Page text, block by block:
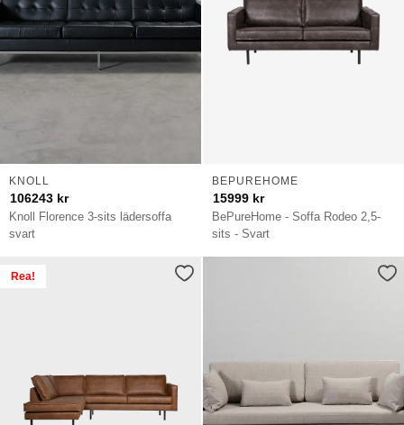
Knoll Florence 3-sits lädersoffa
svart
KNOLL
106243 kr
BePureHome - Soffa Rodeo 2,5-
sits - Svart
BEPUREHOME
15999 kr
Rea!